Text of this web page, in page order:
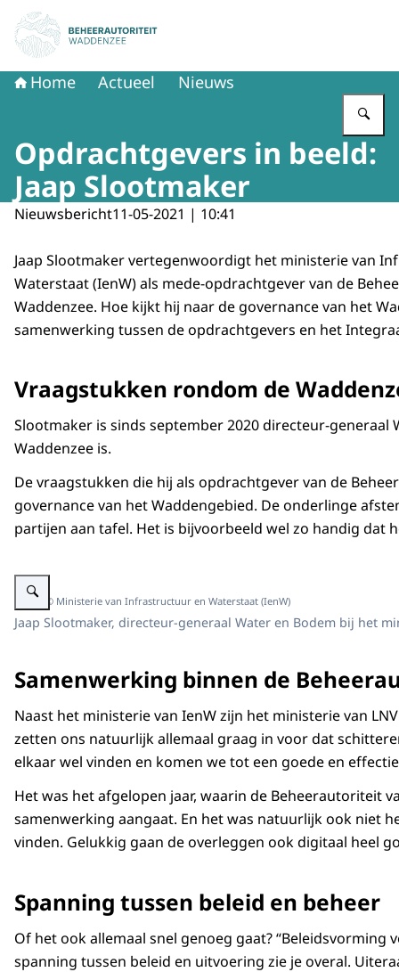
Naar de homepage van Beheerautoriteit Waddenzee
Home Actueel Nieuws
Opdrachtgevers in beeld:
Jaap Slootmaker
Nieuwsbericht11-05-2021 | 10:41
Jaap Slootmaker vertegenwoordigt het ministerie van
Waterstaat (IenW) als mede-opdrachtgever van de
Waddenzee. Hoe kijkt hij naar de governance van het
samenwerking tussen de opdrachtgevers en het
Vraagstukken rondom de
Slootmaker is sinds september 2020 directeur-
Waddenzee is.
De vraagstukken die hij als opdrachtgever van de
governance van het Waddengebied. De onderlinge
partijen aan tafel. Het is bijvoorbeeld wel zo handig dat
Vergroot afbeelding Jaap Slootmaker
Beeld: © Ministerie van Infrastructuur en Waterstaat (IenW)
Jaap Slootmaker, directeur-generaal Water en Bodem bij het
Samenwerking binnen de
Naast het ministerie van IenW zijn het ministerie van
zetten ons natuurlijk allemaal graag in voor dat
elkaar wel vinden en komen we tot een goede en
Het was het afgelopen jaar, waarin de Beheerautoriteit
samenwerking aangaat. En het was natuurlijk ook niet
vinden. Gelukkig gaan de overleggen ook digitaal heel
Spanning tussen beleid en beheer
Of het ook allemaal snel genoeg gaat?
spanning tussen beleid en uitvoering zie je overal.